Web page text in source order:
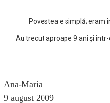
Povestea e simplă; eram
Au trecut aproape 9 ani și
Ana-Maria
9 august 2009